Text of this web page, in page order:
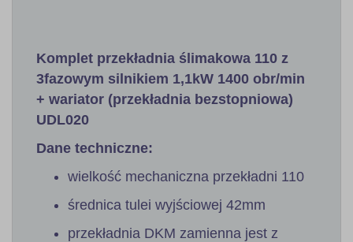
Komplet przekładnia ślimakowa 110 z
3fazowym silnikiem 1,1kW 1400 obr/min
+ wariator (przekładnia bezstopniowa)
UDL020
Dane techniczne:
wielkość mechaniczna przekładni 110
średnica tulei wyjściowej 42mm
przekładnia DKM zamienna jest z